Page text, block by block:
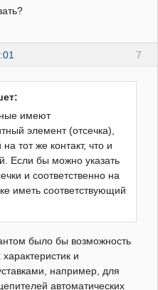
7
имеют
элемент (отсечка),
тот же контакт, что и
Если бы можно указать
и соответственно на
иметь соответствующий
было бы возможность
и
например, для
автоматических